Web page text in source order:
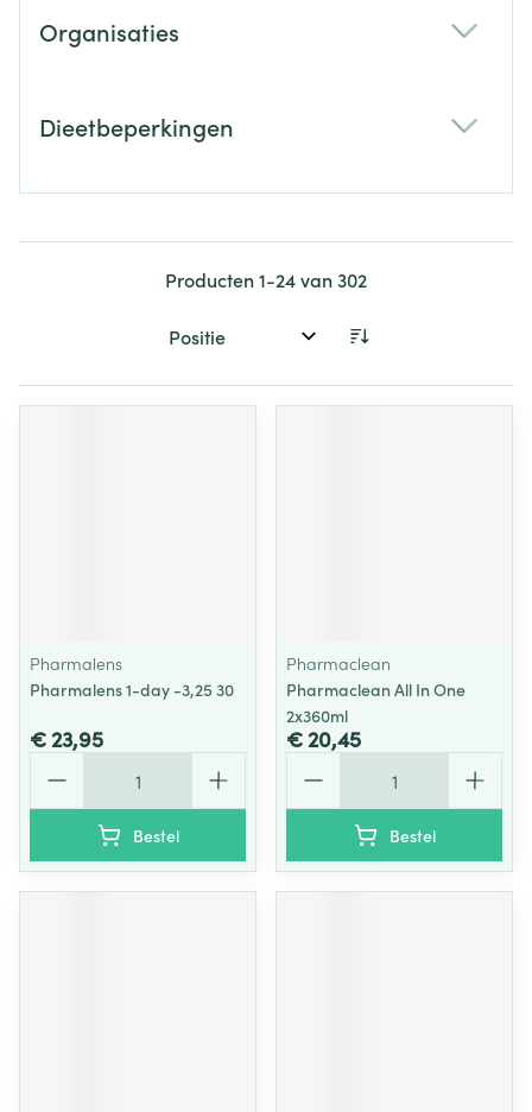
Organisaties
Dieetbeperkingen
Producten1-24van302
Sorteer op:
Pharmalens
Pharmalens 1-day -3,25 30
€ 23,95
Bestel
Pharmaclean
Pharmaclean All In One
2x360ml
€ 20,45
Bestel